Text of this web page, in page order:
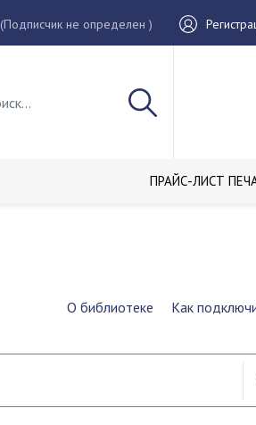
(Подписчик не определен )
ПРАЙС-ЛИСТ
О библиотеке Как